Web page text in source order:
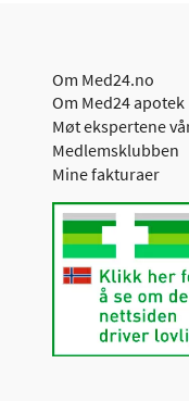
Om Med24.no
Om Med24 apotek
Møt ekspertene
Medlemsklubben
Mine fakturaer